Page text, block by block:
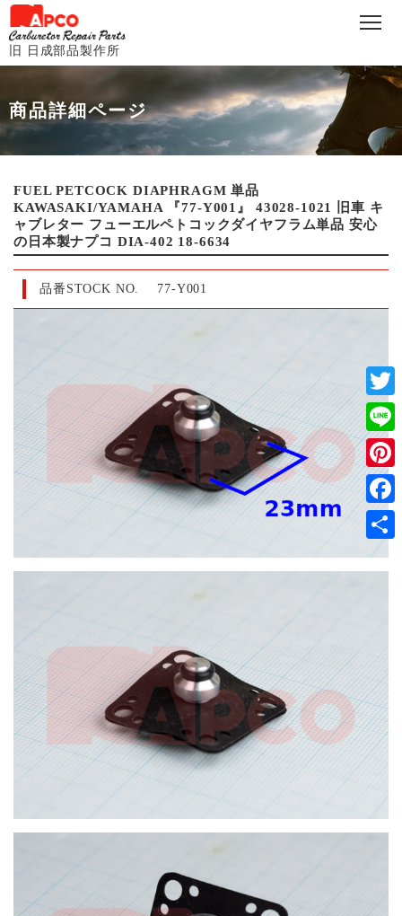
旧 日成部品製作所
商品詳細ページ
FUEL PETCOCK DIAPHRAGM 単品
KAWASAKI/YAMAHA 『77-Y001』 43028-1021 旧車 キ
ャブレター フューエルペトコックダイヤフラム単品 安心
の日本製ナプコ DIA-402 18-6634
品番STOCK NO. 77-Y001
Line